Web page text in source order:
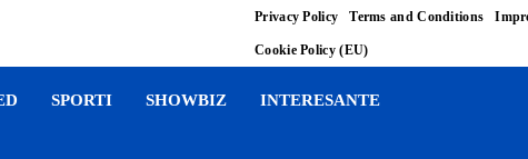
Privacy Policy Terms and Conditions
Cookie Policy (EU)
SPORTI SHOWBIZ INTERESANTE